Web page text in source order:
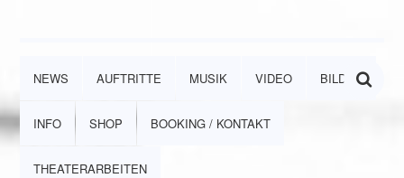
NEWS AUFTRITTE MUSIK VIDEO BILDER
INFO SHOP BOOKING / KONTAKT
THEATERARBEITEN